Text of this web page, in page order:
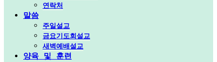
연락처
말씀
주일설교
금요기도회설교
새벽예배설교
양육 및 훈련